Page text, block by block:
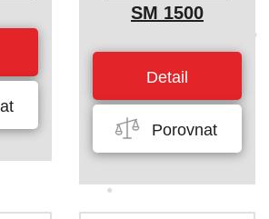
SM 1500
Detail
Porovnat